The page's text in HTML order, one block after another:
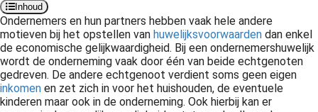
Inhoud
Ondernemers en hun partners hebben vaak hele andere
motieven bij het opstellen van huwelijksvoorwaarden dan enkel
de economische gelijkwaardigheid. Bij een ondernemershuwelijk
wordt de onderneming vaak door één van beide echtgenoten
gedreven. De andere echtgenoot verdient soms geen eigen
inkomen en zet zich in voor het huishouden, de eventuele
kinderen maar ook in de onderneming. Ook hierbij kan er